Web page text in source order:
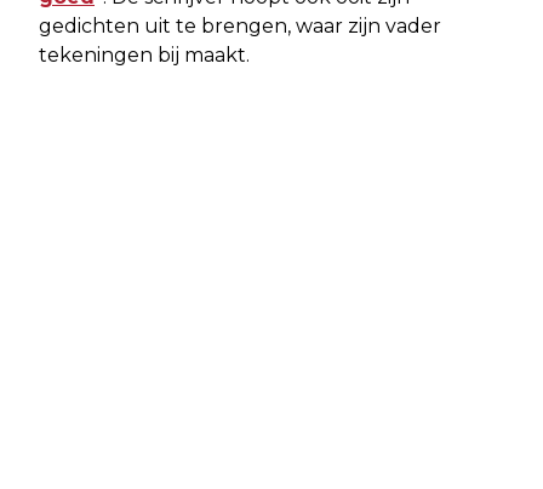
gedichten uit te brengen, waar zijn vader
tekeningen bij maakt.